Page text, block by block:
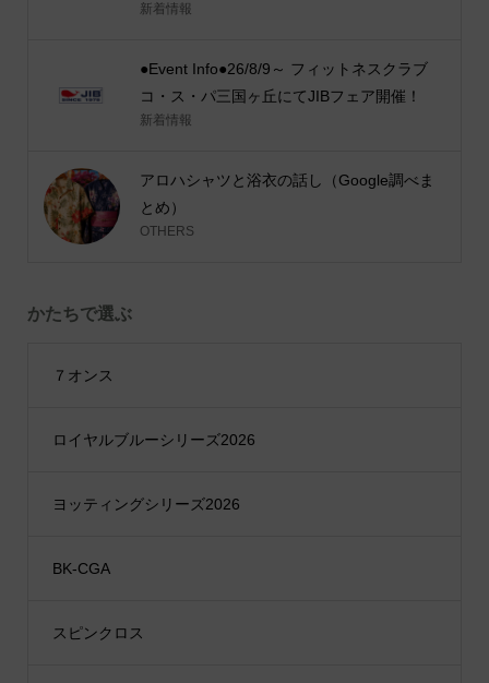
新着情報
●Event Info●26/8/9～ フィットネスクラブ
コ・ス・パ三国ヶ丘にてJIBフェア開催！
新着情報
アロハシャツと浴衣の話し（Google調べま
とめ）
OTHERS
かたちで選ぶ
７オンス
ロイヤルブルーシリーズ2026
ヨッティングシリーズ2026
BK-CGA
スピンクロス